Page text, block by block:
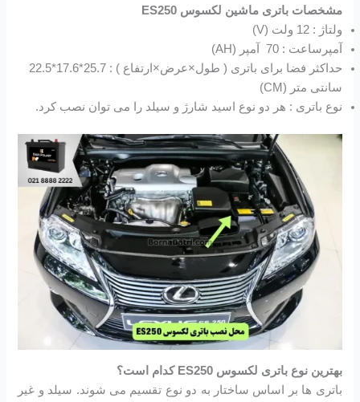
مشخصات باتری ماشین لکسوس ES250
ولتاژ : 12 ولت (V)
آمپرساعت : 70 آمپر (AH)
سانتی متر (CM)
نوع باتری : هر دو نوع اسید شارژ و سیلد را می توان نصب کرد.
بهترین نوع باتری لکسوس ES250 کدام است؟
باتری ها بر اساس ساختار به دو نوع تقسیم می شوند. سیلد و غیر